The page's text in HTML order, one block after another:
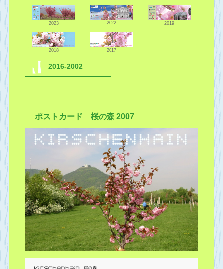
2023 2022 2019
2018 2017
2016-2002
2016 2015
2012
2010 2009 2008
2007 2006 2005
ポストカード 桜の森 2007